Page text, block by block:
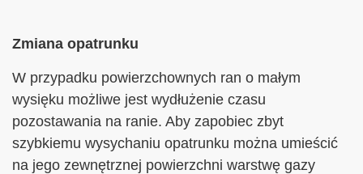
Zmiana opatrunku
W przypadku powierzchownych ran o małym
wysięku możliwe jest wydłużenie czasu
pozostawania na ranie. Aby zapobiec zbyt
szybkiemu wysychaniu opatrunku można umieścić
na jego zewnętrznej powierzchni warstwę gazy